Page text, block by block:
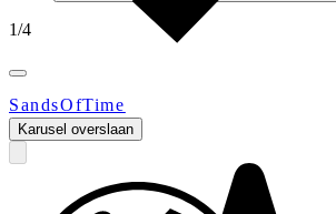
1/4
SandsOfTime
Karusel overslaan